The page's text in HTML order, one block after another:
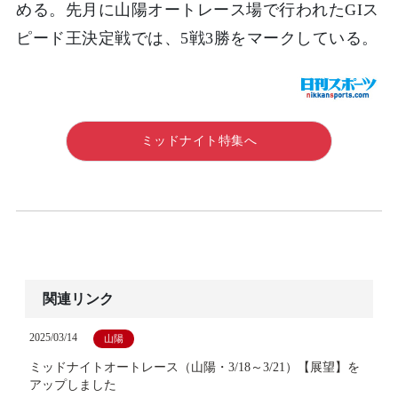
める。先月に山陽オートレース場で行われたGIス
ピード王決定戦では、5戦3勝をマークしている。
ミッドナイト特集へ
関連リンク
2025/03/14 山陽
ミッドナイトオートレース（山陽・3/18～3/21）【展望】を
アップしました